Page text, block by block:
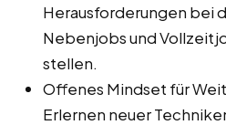
Herausforderungen bei
Nebenjobs und
stellen.
Offenes Mindset für
Erlernen neuer